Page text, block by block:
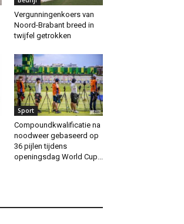
Vergunningenkoers van
Noord-Brabant breed in
twijfel getrokken
Sport
Compoundkwalificatie na
noodweer gebaseerd op
36 pijlen tijdens
openingsdag World Cup...